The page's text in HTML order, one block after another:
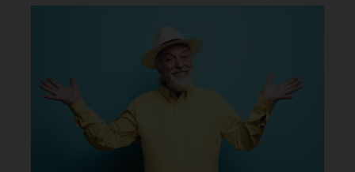
Ledro